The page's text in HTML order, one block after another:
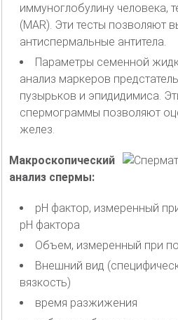
иммуноглобулину человека,
(MAR). Эти тесты позволяют
антиспермальные антитела.
Параметры семенной
анализ маркеров
пузырьков и эпидидимиса.
спермограммы позволяют
желез.
Макроскопический
анализ спермы:
pH фактор, измеренный
pH фактора
Объем, измеренный при
Внешний вид
вязкость)
время разжижения